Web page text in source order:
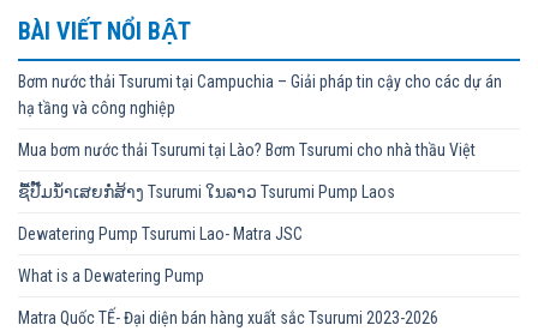
BÀI VIẾT NỔI BẬT
Bơm nước thải Tsurumi tại Campuchia – Giải pháp tin cậy cho các dự án
hạ tầng và công nghiệp
Mua bơm nước thải Tsurumi tại Lào? Bơm Tsurumi cho nhà thầu Việt
ຊື້ປັ໊ມນ້ຳເສຍກໍ່ສ້າງ Tsurumi ໃນລາວ Tsurumi Pump Laos
Dewatering Pump Tsurumi Lao- Matra JSC
What is a Dewatering Pump
Matra Quốc TẾ- Đại diện bán hàng xuất sắc Tsurumi 2023-2026